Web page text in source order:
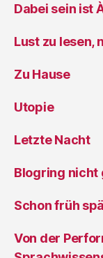
Dabei sein ist
Lust zu lesen,
Zu Hause
Utopie
Letzte Nacht
Blogring
Schon früh
Von der